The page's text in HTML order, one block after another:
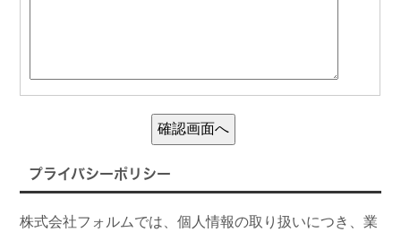
プライバシーポリシー
株式会社フォルムでは、個人情報の取り扱いにつき、業